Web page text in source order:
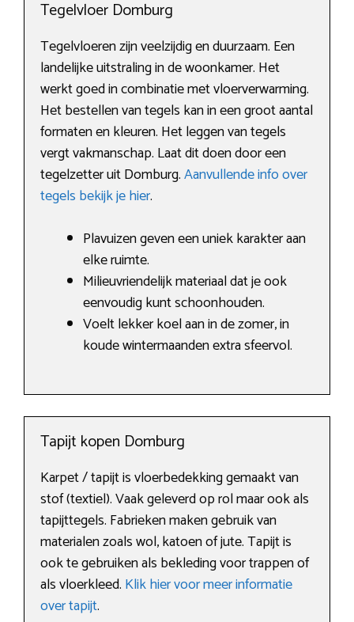
Tegelvloer Domburg
Tegelvloeren zijn veelzijdig en duurzaam. Een
landelijke uitstraling in de woonkamer. Het
werkt goed in combinatie met vloerverwarming.
Het bestellen van tegels kan in een groot aantal
formaten en kleuren. Het leggen van tegels
vergt vakmanschap. Laat dit doen door een
tegelzetter uit Domburg.Aanvullende info over
tegels bekijk je hier.
Plavuizen geven een uniek karakter aan
elke ruimte.
Milieuvriendelijk materiaal dat je ook
eenvoudig kunt schoonhouden.
Voelt lekker koel aan in de zomer, in
koude wintermaanden extra sfeervol.
Tapijt kopen Domburg
Karpet / tapijt is vloerbedekking gemaakt van
stof (textiel). Vaak geleverd op rol maar ook als
tapijttegels. Fabrieken maken gebruik van
materialen zoals wol, katoen of jute. Tapijt is
ook te gebruiken als bekleding voor trappen of
als vloerkleed. Klik hier voor meer informatie
over tapijt.